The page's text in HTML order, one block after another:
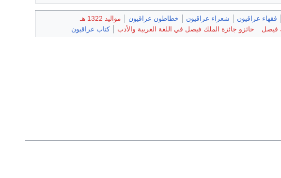
فقهاء عراقيون شعراء عراقيون خطاطون عراقيون
مواليد 1322 هـ
فيصل حائزو جائزة الملك فيصل في اللغة العربية والأدب كتاب عراقيون